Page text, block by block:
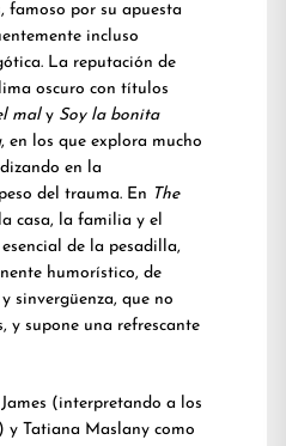
famoso por su apuesta
incluso
La reputación de
oscuro con títulos
maly Soy la bonita
, en los que explora mucho
en la
del trauma. En The
casa, la familia y el
de la pesadilla,
humorístico, de
sinvergüenza, que no
y supone una refrescante
(interpretando a los
y Tatiana Maslany como